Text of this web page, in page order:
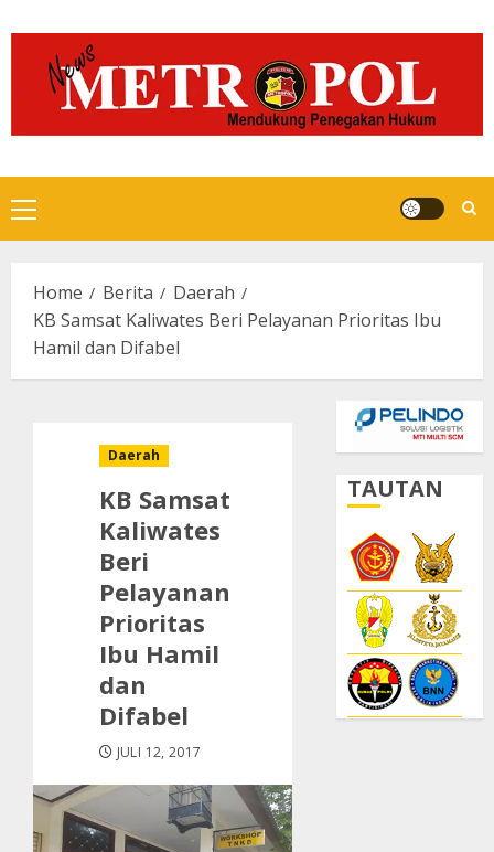
to
content
Primary
Menu
Home Berita
Daerah
KB Samsat Kaliwates Beri Pelayanan Prioritas Ibu
Hamil dan Difabel
Daerah
KB Samsat
Kaliwates
Beri
Pelayanan
Prioritas
Ibu Hamil
dan
Difabel
JULI 12, 2017
TAUTAN